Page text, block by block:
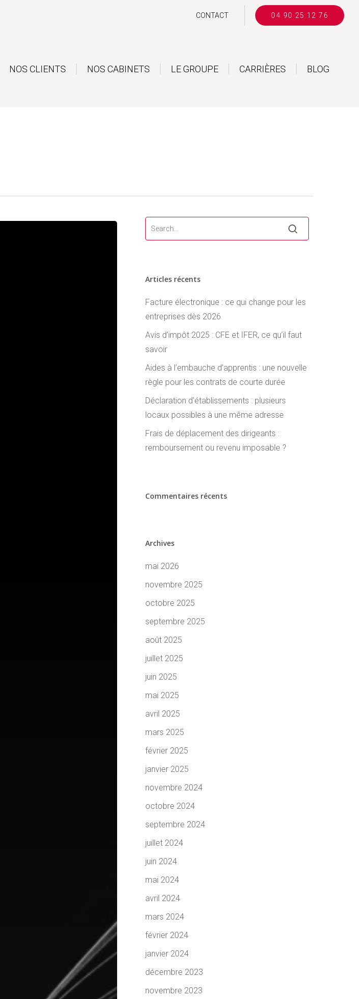
CONTACT 04 90 25 12 76
NOS CLIENTS NOS CABINETS LE GROUPE CARRIÈRES BLOG
Articles récents
Facture électronique : ce qui change pour les
entreprises dès 2026
Avis d’impôt 2025 : CFE et IFER, ce qu’il faut
savoir
Aides à l’embauche d’apprentis : une nouvelle
règle pour les contrats de courte durée
Déclaration d’établissements : plusieurs
locaux possibles à une même adresse
Frais de déplacement des dirigeants :
remboursement ou revenu imposable ?
Commentaires récents
Archives
mai 2026
novembre 2025
octobre 2025
septembre 2025
août 2025
juillet 2025
juin 2025
mai 2025
avril 2025
mars 2025
février 2025
janvier 2025
novembre 2024
octobre 2024
septembre 2024
juillet 2024
juin 2024
mai 2024
avril 2024
mars 2024
février 2024
janvier 2024
décembre 2023
novembre 2023